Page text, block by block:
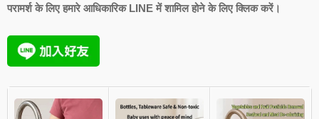
परामर्श के लिए हमारे आधिकारिक LINE में शामिल होने के लिए क्लिक करें।